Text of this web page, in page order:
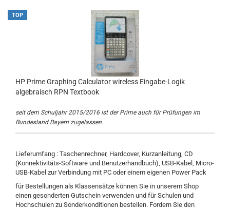
TOP
HP Prime Graphing Calculator wireless Eingabe-Logik
algebraisch RPN Textbook
seit dem Schuljahr 2015/2016 ist der Prime auch für Prüfungen im
Bundesland Bayern zugelassen.
Lieferumfang : Taschenrechner, Hardcover, Kurzanleitung, CD
(Konnektivitäts-Software und Benutzerhandbuch), USB-Kabel, Micro-
USB-Kabel zur Verbindung mit PC oder einem eigenen Power Pack
für Bestellungen als Klassensätze können Sie in unserem Shop
einen gesonderten Gutschein verwenden und für Schulen und
Hochschulen zu Sonderkonditionen bestellen. Fordern Sie den